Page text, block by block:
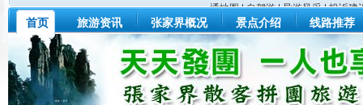
通地图|自驾游|导游风采|投诉建
首页 旅游资讯 张家界概况 景点介绍 线路推荐